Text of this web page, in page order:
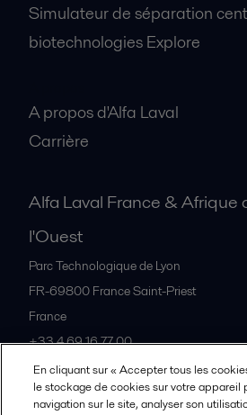
Simulateur de séparation
biotechnologies Explore
A propos d'Alfa Laval
Carrière
Alfa Laval France & Afrique
l'Ouest
Parc Technologique de Lyon
FR-69800 France Saint-Priest
France
+33 4 69 16 77 00
Tous les bureaux et
En cliquant sur « Accepter tous les
le stockage de cookies sur votre appareil
navigation sur le site, analyser son